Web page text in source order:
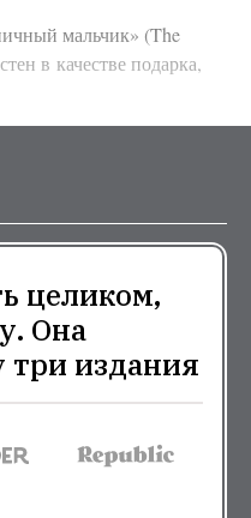
мальчик» (The
в качестве подарка,
целиком,
Она
три издания